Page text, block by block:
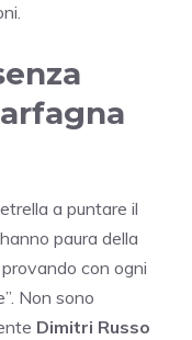
a puntare il
paura della
con ogni
Non sono
Dimitri Russo